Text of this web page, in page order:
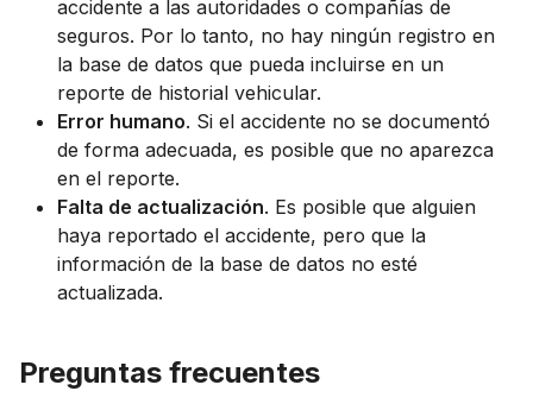
accidente a las autoridades o compañías de
seguros. Por lo tanto, no hay ningún registro en
la base de datos que pueda incluirse en un
reporte de historial vehicular.
Error humano. Si el accidente no se documentó
de forma adecuada, es posible que no aparezca
en el reporte.
Falta de actualización. Es posible que alguien
haya reportado el accidente, pero que la
información de la base de datos no esté
actualizada.
Preguntas frecuentes